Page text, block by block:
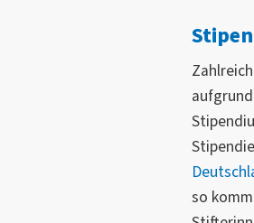
so